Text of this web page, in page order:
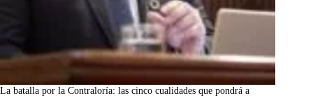
La batalla por la Contraloría: las cinco cualidades que pondrá a